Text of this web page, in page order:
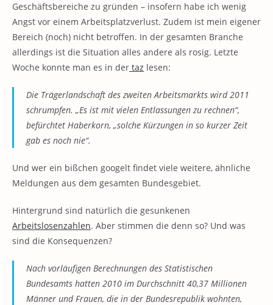
Geschäftsbereiche zu gründen – insofern habe ich wenig
Angst vor einem Arbeitsplatzverlust. Zudem ist mein eigener
Bereich (noch) nicht betroffen. In der gesamten Branche
allerdings ist die Situation alles andere als rosig. Letzte
Woche konnte man es in der taz lesen:
Die Trägerlandschaft des zweiten Arbeitsmarkts wird 2011
schrumpfen. „Es ist mit vielen Entlassungen zu rechnen“,
befürchtet Haberkorn, „solche Kürzungen in so kurzer Zeit
gab es noch nie“.
Und wer ein bißchen googelt findet viele weitere, ähnliche
Meldungen aus dem gesamten Bundesgebiet.
Hintergrund sind natürlich die gesunkenen
Arbeitslosenzahlen. Aber stimmen die denn so? Und was
sind die Konsequenzen?
Nach vorläufigen Berechnungen des Statistischen
Bundesamts hatten 2010 im Durchschnitt 40,37 Millionen
Männer und Frauen, die in der Bundesrepublik wohnten,